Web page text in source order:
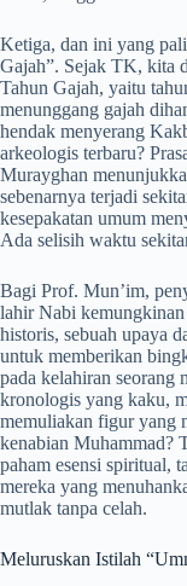
Ketiga, dan ini yang
Gajah”. Sejak TK, kita
Tahun Gajah, yaitu
menunggang gajah
hendak menyerang
arkeologis terbaru?
Murayghan
sebenarnya terjadi
kesepakatan umum
Ada selisih waktu
Bagi Prof. Mun’im,
lahir Nabi
historis, sebuah upaya
untuk memberikan
pada kelahiran seorang
kronologis yang kaku,
memuliakan figur yang
kenabian Muhammad?
paham esensi spiritual,
mereka yang
mutlak tanpa celah.
Meluruskan Istilah